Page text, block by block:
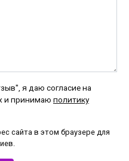
я даю согласие на
и принимаю политику
сайта в этом браузере для